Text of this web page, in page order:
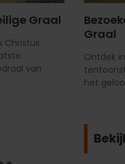
Graal
Christus
van
Graal
Ontdek
het